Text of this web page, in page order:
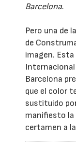
Barcelona.
Pero una de
de
imagen. Esta
Barcelona
que el color
sustituido
manifiesto la
certamen a